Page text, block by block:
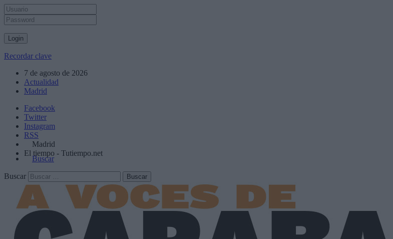
Recordar clave
7 de agosto de 2026
Actualidad
Madrid
Facebook
Twitter
Instagram
RSS
Madrid
El tiempo - Tutiempo.net
Buscar
Buscar